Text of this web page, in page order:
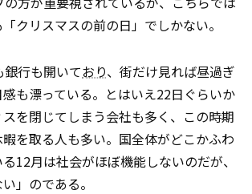
クリスマスの前の日」でしかない。
行も開いており、街だけ見れば昼過ぎ
も漂っている。とはいえ22日ぐらいか
を閉じてしまう会社も多く、この時期
を取る人も多い。国全体がどこかふわ
12月は社会がほぼ機能しないのだが、
」のである。